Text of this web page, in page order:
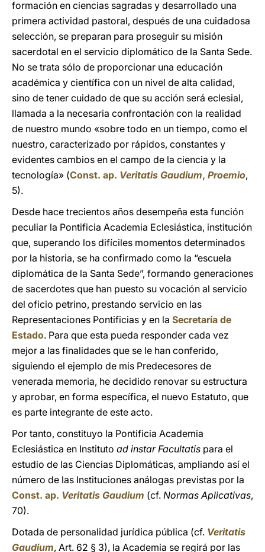
formación en ciencias sagradas y desarrollado una
primera actividad pastoral, después de una cuidadosa
selección, se preparan para proseguir su misión
sacerdotal en el servicio diplomático de la Santa Sede.
No se trata sólo de proporcionar una educación
académica y científica con un nivel de alta calidad,
sino de tener cuidado de que su acción será eclesial,
llamada a la necesaria confrontación con la realidad
de nuestro mundo «sobre todo en un tiempo, como el
nuestro, caracterizado por rápidos, constantes y
evidentes cambios en el campo de la ciencia y la
tecnología» (Const. ap. Veritatis Gaudium, Proemio,
5).
Desde hace trecientos años desempeña esta función
peculiar la Pontificia Academia Eclesiástica, institución
que, superando los difíciles momentos determinados
por la historia, se ha confirmado como la “escuela
diplomática de la Santa Sede”, formando generaciones
de sacerdotes que han puesto su vocación al servicio
del oficio petrino, prestando servicio en las
Representaciones Pontificias y en la Secretaría de
Estado. Para que esta pueda responder cada vez
mejor a las finalidades que se le han conferido,
siguiendo el ejemplo de mis Predecesores de
venerada memoria, he decidido renovar su estructura
y aprobar, en forma específica, el nuevo Estatuto, que
es parte integrante de este acto.
Por tanto, constituyo la Pontificia Academia
Eclesiástica en Instituto ad instar Facultatis para el
estudio de las Ciencias Diplomáticas, ampliando así el
número de las Instituciones análogas previstas por la
Const. ap. Veritatis Gaudium (cf. Normas Aplicativas,
70).
Dotada de personalidad jurídica pública (cf. Veritatis
Gaudium, Art. 62 § 3), la Academia se regirá por las